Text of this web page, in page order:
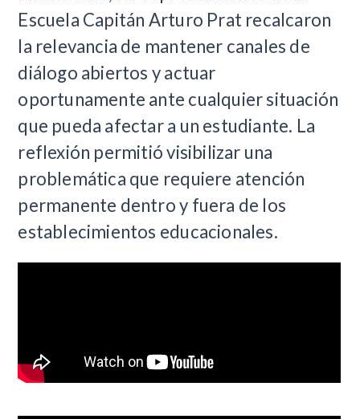
Escuela Capitán Arturo Prat recalcaron
la relevancia de mantener canales de
diálogo abiertos y actuar
oportunamente ante cualquier situación
que pueda afectar a un estudiante. La
reflexión permitió visibilizar una
problemática que requiere atención
permanente dentro y fuera de los
establecimientos educacionales.